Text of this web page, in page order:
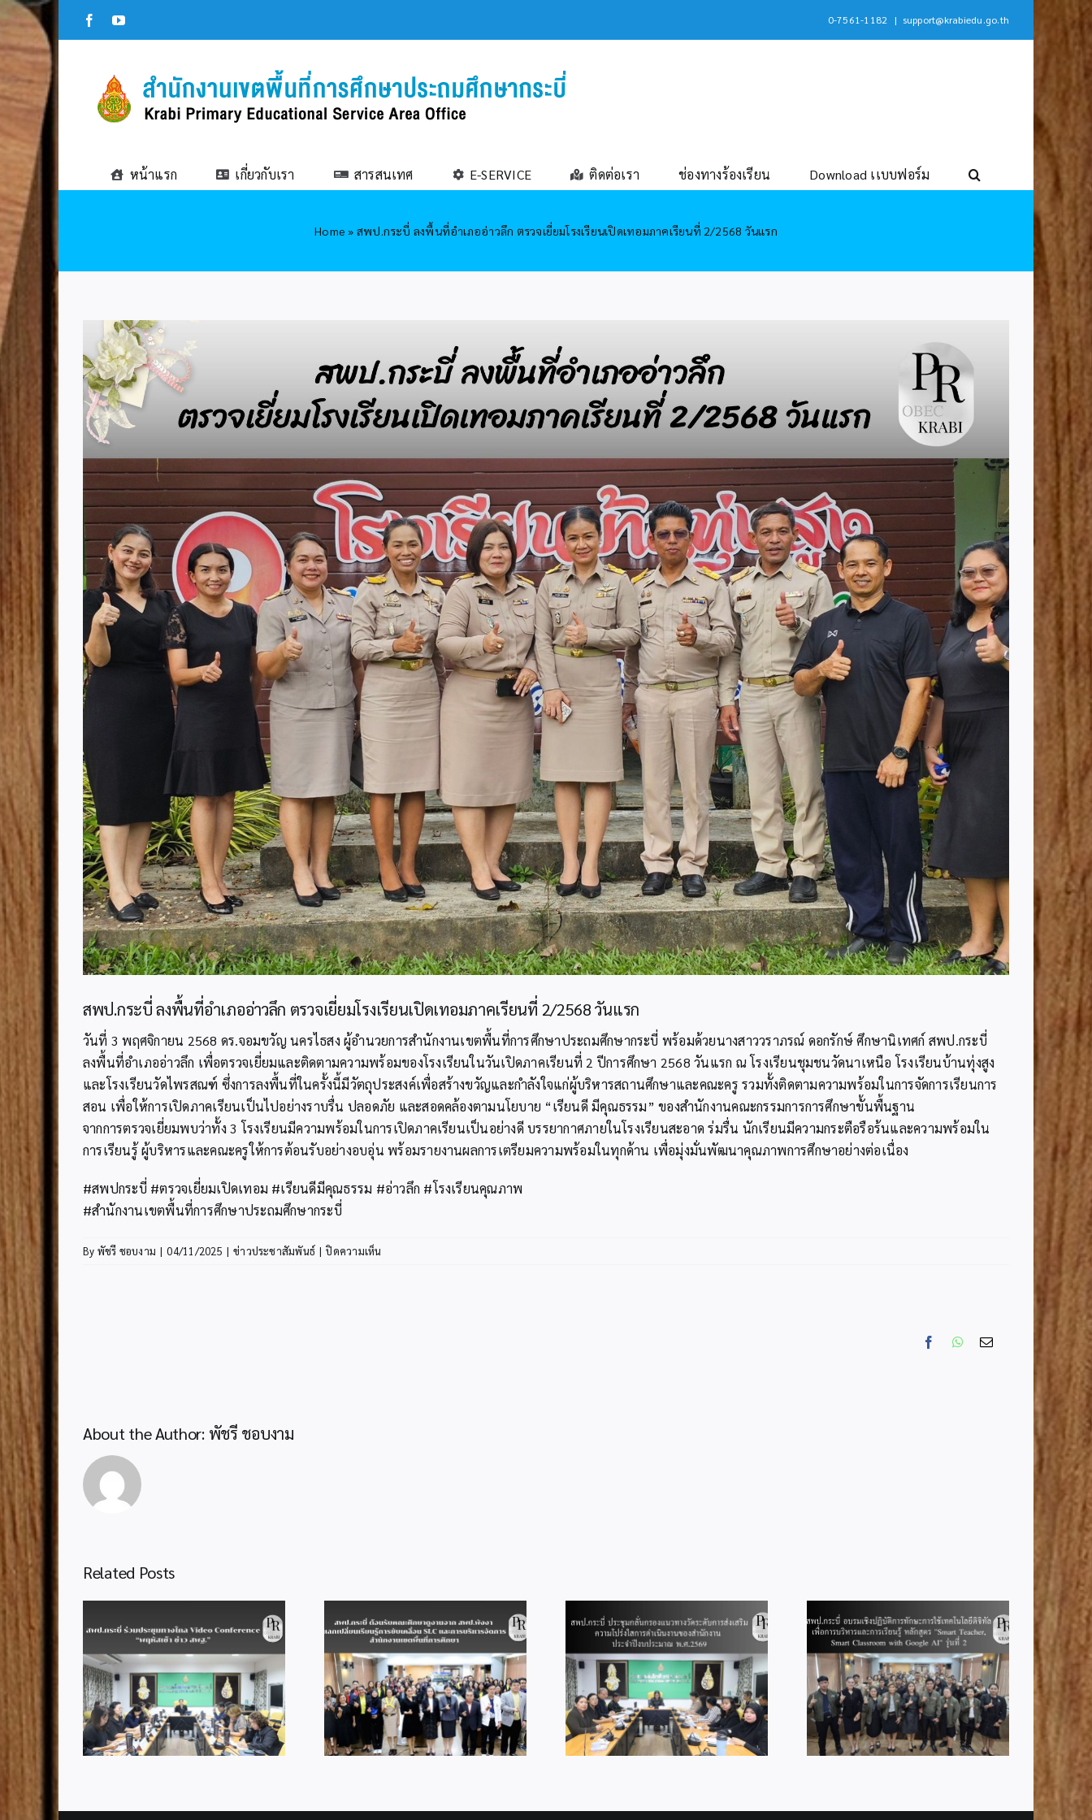
Skip
content
FacebookYouTube 0-7561-1182 | support@krabiedu.go.th
หน้าแรก เกี่ยวกับเรา สารสนเทศ E-SERVICE ติดต่อเรา ช่องทางร้องเรียน Download เเบบฟอร์ม
Home » สพป.กระบี่ ลงพื้นที่อำเภออ่าวลึก ตรวจเยี่ยมโรงเรียนเปิดเทอมภาคเรียนที่ 2/2568 วันแรก
View
Larger
Image
สพป.กระบี่ ลงพื้นที่อำเภออ่าวลึก ตรวจเยี่ยมโรงเรียนเปิดเทอมภาคเรียนที่ 2/2568 วันแรก
วันที่ 3 พฤศจิกายน 2568 ดร.จอมขวัญ นครไธสง ผู้อำนวยการสำนักงานเขตพื้นที่การศึกษาประถมศึกษากระบี่ พร้อมด้วยนางสาววราภรณ์ ดอกรักษ์ ศึกษานิเทศก์ สพป.กระบี่
ลงพื้นที่อำเภออ่าวลึก เพื่อตรวจเยี่ยมและติดตามความพร้อมของโรงเรียนในวันเปิดภาคเรียนที่ 2 ปีการศึกษา 2568 วันแรก ณ โรงเรียนชุมชนวัดนาเหนือ โรงเรียนบ้านทุ่งสูง
และโรงเรียนวัดไพรสณฑ์ ซึ่งการลงพื้นที่ในครั้งนี้มีวัตถุประสงค์เพื่อสร้างขวัญและกำลังใจแก่ผู้บริหารสถานศึกษาและคณะครู รวมทั้งติดตามความพร้อมในการจัดการเรียนการ
สอน เพื่อให้การเปิดภาคเรียนเป็นไปอย่างราบรื่น ปลอดภัย และสอดคล้องตามนโยบาย “เรียนดี มีคุณธรรม” ของสำนักงานคณะกรรมการการศึกษาขั้นพื้นฐาน
จากการตรวจเยี่ยมพบว่าทั้ง 3 โรงเรียนมีความพร้อมในการเปิดภาคเรียนเป็นอย่างดี บรรยากาศภายในโรงเรียนสะอาด ร่มรื่น นักเรียนมีความกระตือรือร้นและความพร้อมใน
การเรียนรู้ ผู้บริหารและคณะครูให้การต้อนรับอย่างอบอุ่น พร้อมรายงานผลการเตรียมความพร้อมในทุกด้าน เพื่อมุ่งมั่นพัฒนาคุณภาพการศึกษาอย่างต่อเนื่อง
#สพปกระบี่ #ตรวจเยี่ยมเปิดเทอม #เรียนดีมีคุณธรรม #อ่าวลึก #โรงเรียนคุณภาพ
#สำนักงานเขตพื้นที่การศึกษาประถมศึกษากระบี่
By พัชรี ชอบงาม | 04/11/2025 | ข่าวประชาสัมพันธ์ | ปิดความเห็น
FacebookWhatsApp
Email
About the Author: พัชรี ชอบงาม
Related Posts
สพฐ.”
สพป.กระบี่ ต้อนรับคณะ
ศึกษาดูงานจาก สพป.พังงา
แลกเปลี่ยนเรียนรู้การขับ
เคลื่อน SLC และการบริหาร
จัดการสำนักงานเขตพื้นที่
การศึกษา
สพป.กระบี่ ประชุมกลั่นกรอง
แนวทางวัดระดับการส่งเสริม
ความโปร่งใสการดำเนินงาน
ของสำนักงาน ประจำ
ปีงบประมาณ พ.ศ.2569
สพป.กระบี่ อบรมเชิงปฏิบัติ
การทักษะการใช้เทคโนโลยี
ดิจิทัลเพื่อการบริหารและ
การเรียนรู้ หลักสูตร “Smart
Teacher, Smart Classroom
with Google AI” รุ่นที่ 2
สพป.กระบี่ ร่วมประชุมทาง
ไกล Video Conference
“พฤหัสเช้า ข่าว สพฐ.”